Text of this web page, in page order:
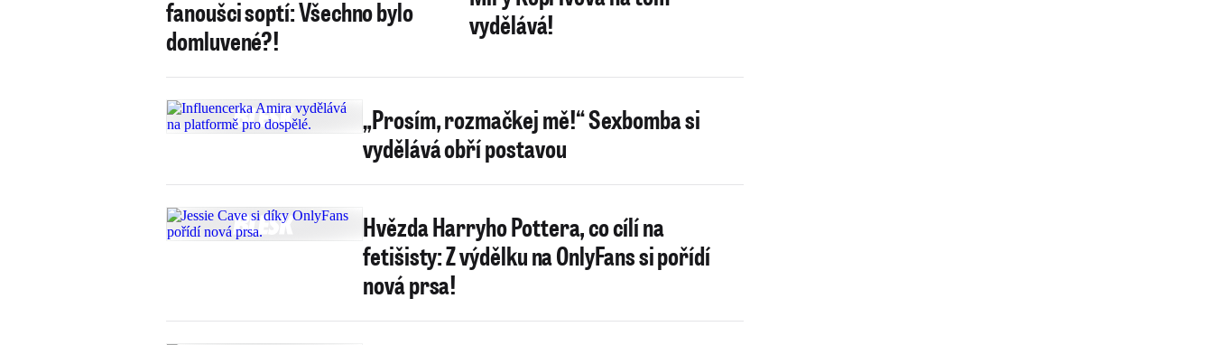
fanoušci soptí: Všechno bylo
domluvené?!
vydělává!
„Prosím, rozmačkej mě!“ Sexbomba si
vydělává obří postavou
Hvězda Harryho Pottera, co cílí na
fetišisty: Z výdělku na OnlyFans si pořídí
nová prsa!